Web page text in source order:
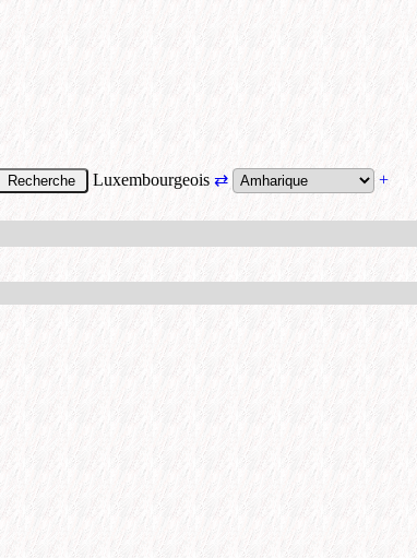
Luxembourgeois ⇄ +